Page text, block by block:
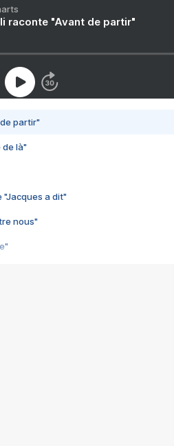
raconte "Avant de partir"
partir"
de là"
"Jacques a dit"
nous"